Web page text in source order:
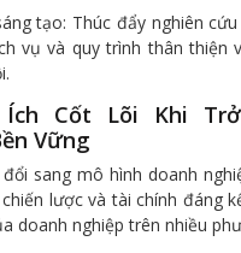
tạo: Thúc đẩy nghiên
vụ và quy trình thân thiện
Cốt Lõi Khi
Vững
đổi sang mô hình doanh
lược và tài chính đáng
doanh nghiệp trên nhiều